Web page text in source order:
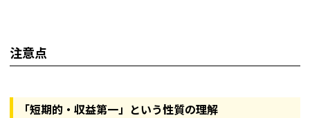
注意点
「短期的・収益第一」という性質の理解